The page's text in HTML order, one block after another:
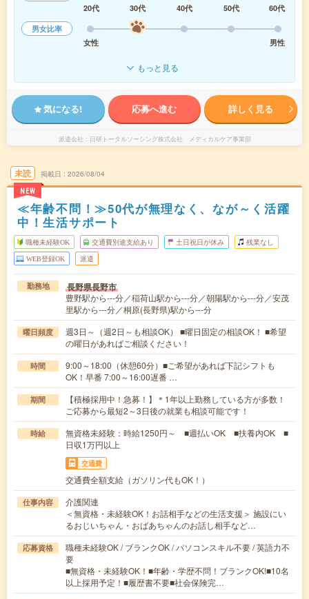
20代 30代 40代 50代
60代
男女比率
女性
男性
もっと見る
気になる! 応募へ進む 詳しく見る
派遣会社 日研トータルソーシング株式会社 メディカルケア事業部
未読
NEW
掲載日 2026/08/04
≪年齢不問！≫50代が無理なく、なが～く活躍
中！生活サポート
職種未経験OK 交通費別途支給あり 土日祝日が休み 残業なし
WEB登録OK 派遣
勤務地 長野県長野市
豊野駅から---分／稲荷山駅から---分／朝陽駅から---分／安茂
里駅から---分／桐原(長野県)駅から---分
曜日頻度
週3日～（週2日～も相談OK） ■曜日固定の相談OK！ ■希望
の曜日があればご相談ください！
時間
9:00～18:00（休憩60分）■ご希望があれば下記シフトも
OK！早番 7:00～16:00遅番 …
期間
【積極採用中！急募！】＊1年以上勤務している方が多数！
ご応募から最短2～3日後の就業も相談可能です！
時給
無資格未経験：時給1250円～ ■週払いOK ■扶養内OK ■
日収1万円以上
交通費
交通費全額支給（ガソリン代もOK！）
仕事内容
介護関連
＜無資格・未経験OK！お話相手などの生活支援＞ 施設にい
るおじいちゃん・おばあちゃんのお話し相手など…
応募資格
職種未経験OK / ブランクOK / パソコンスキル不要 / 英語力不
要
■無資格・未経験OK！■年齢・学歴不問！ブランクOK!■10名
以上採用予定！■履歴書不要■社会保険完…